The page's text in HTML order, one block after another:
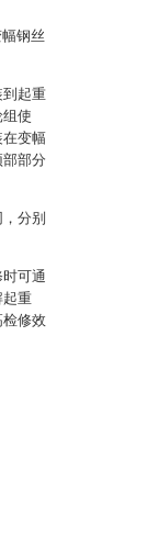
钢丝
到起重
使
在变幅
部分
分别
可通
起重
修效